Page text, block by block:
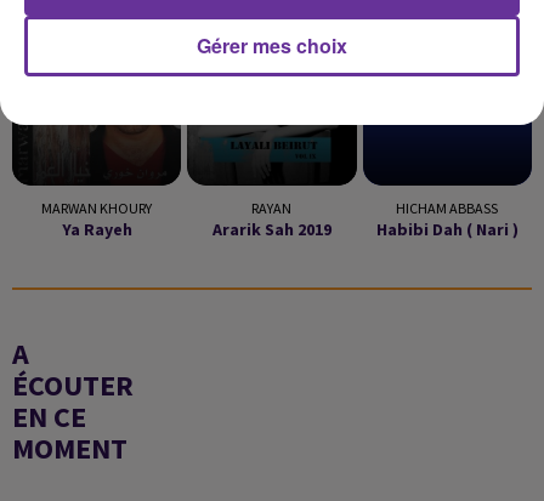
MARWAN KHOURY
Ya Rayeh
21h55
21h55
RAYAN
Ararik Sah 2019
HICHAM ABBASS
Habibi Dah ( Nari )
A
ÉCOUTER
EN CE
MOMENT
Gérer mes choix